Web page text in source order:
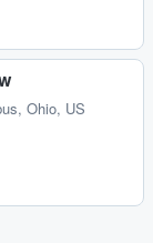
Ohio, US